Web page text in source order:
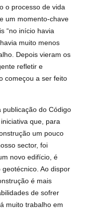
o processo de vida
um momento-chave
“no início havia
muito menos
Depois vieram os
refletir e
começou a ser feito
publicação do Código
que, para
um pouco
sector, foi
novo edifício, é
Ao dispor
é mais
de sofrer
muito trabalho em